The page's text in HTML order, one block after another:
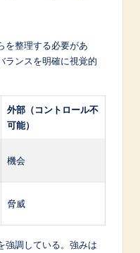
を整理する必要があ
ランスを明確に視覚的
外部（コントロール不
可能）
機会
脅威
強調している。強みは